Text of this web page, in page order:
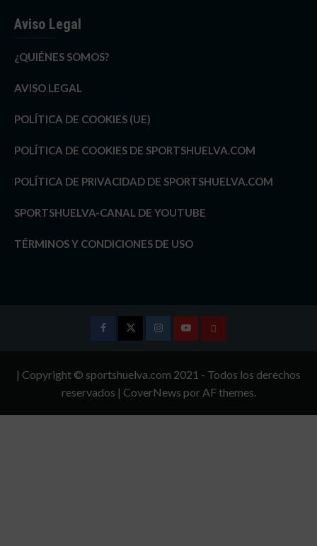
Aviso Legal
¿QUIÉNES SOMOS?
AVISO LEGAL
POLÍTICA DE COOKIES (UE)
POLÍTICA DE COOKIES DE SPORTSHUELVA.COM
POLÍTICA DE PRIVACIDAD DE SPORTSHUELVA.COM
SPORTSHUELVA-CANAL DE YOUTUBE
TÉRMINOS Y CONDICIONES DE USO
InstagramYoutubeTÉRMINOS
CONDICIONES
| Copyright © sportshuelva.com 2021 - Todos los derechos
reservados | CoverNews por AF themes.